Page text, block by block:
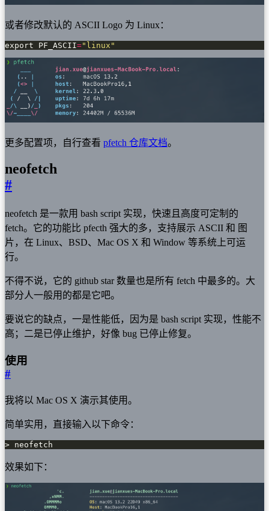
或者修改默认的 ASCII Logo 为 Linux：
export PF_ASCII="linux"
更多配置项，自行查看 pfetch 仓库文档。
neofetch
#
neofetch 是一款用 bash script 实现，快速且高度可定制的
fetch。它的功能比 pfecth 强大的多，支持展示 ASCII 和 图
片，在 Linux、BSD、Mac OS X 和 Window 等系统上可运
行。
不得不说，它的 github star 数量也是所有 fetch 中最多的。大
部分人一般用的都是它吧。
要说它的缺点，一是性能低，因为是 bash script 实现，性能不
高；二是已停止维护，好像 bug 已停止修复。
使用
#
我将以 Mac OS X 演示其使用。
简单实用，直接输入以下命令：
> neofetch
效果如下：